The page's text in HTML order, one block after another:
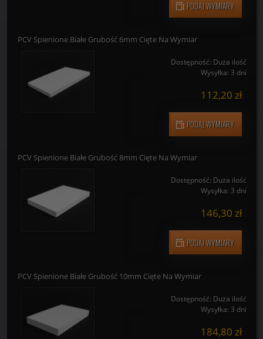
95,70 zł
PODAJ WYMIARY
PCV Spienione Białe Grubość 6mm Cięte Na Wymiar
Dostępność: Duża ilość
112,20 zł
PODAJ WYMIARY
PCV Spienione Białe Grubość 8mm Cięte Na Wymiar
Dostępność:Duża ilość
146,30 zł
PODAJ WYMIARY
PCV Spienione Białe Grubość 10mm Cięte Na Wymiar
Dostępność:Duża ilość